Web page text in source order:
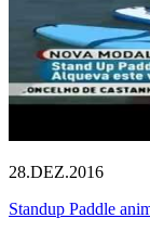
28.DEZ.2016
Standup Paddle